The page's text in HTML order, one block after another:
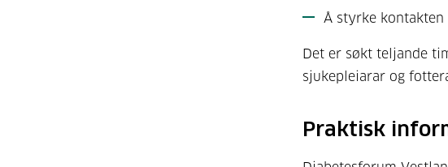
Å styrke kontakten
Det er søkt teljande
sjukepleiarar og
Praktisk